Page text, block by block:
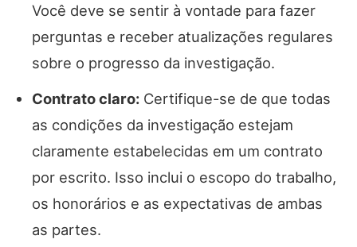
Você deve se sentir à vontade para fazer
perguntas e receber atualizações regulares
sobre o progresso da investigação.
Contrato claro: Certifique-se de que todas
as condições da investigação estejam
claramente estabelecidas em um contrato
por escrito. Isso inclui o escopo do trabalho,
os honorários e as expectativas de ambas
as partes.